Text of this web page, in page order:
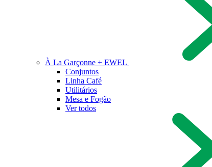
À La Garçonne + EWEL
Conjuntos
Linha Café
Utilitários
Mesa e Fogão
Ver todos